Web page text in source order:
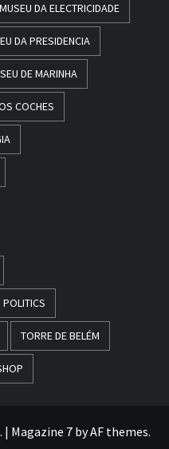
MUSEU DA ELECTRICIDADE
DA PRESIDENCIA
DE MARINHA
COCHES
POLITICS
TORRE DE BELÉM
| Magazine 7by AF themes.